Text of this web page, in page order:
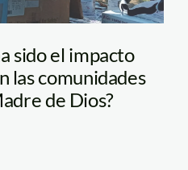
sido el impacto
las comunidades
de Dios?